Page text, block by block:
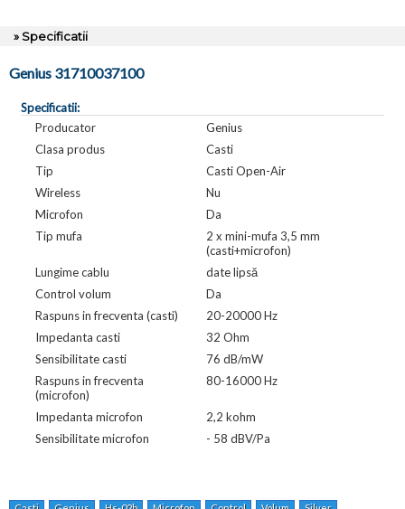
» Specificatii
Genius 31710037100
Specificatii:
Producator
Genius
Clasa produs
Casti
Tip
Casti Open-Air
Wireless
Nu
Microfon
Da
Tip mufa
2 x mini-mufa 3,5 mm
(casti+microfon)
Lungime cablu
date lipsă
Control volum
Da
Raspuns in frecventa (casti)
20-20000 Hz
Impedanta casti
32 Ohm
Sensibilitate casti
76 dB/mW
Raspuns in frecventa
(microfon)
80-16000 Hz
Impedanta microfon
2,2 kohm
Sensibilitate microfon
- 58 dBV/Pa